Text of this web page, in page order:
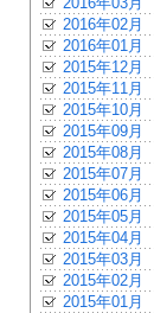
2016年02月
2016年01月
2015年12月
2015年11月
2015年10月
2015年09月
2015年08月
2015年07月
2015年06月
2015年05月
2015年04月
2015年03月
2015年02月
2015年01月